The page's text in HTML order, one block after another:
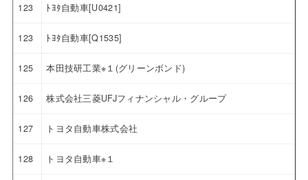
123 ﾄﾖﾀ自動車[U0421]
123 ﾄﾖﾀ自動車[Q1535]
125 本田技研工業※１(グリーンボンド)
126 株式会社三菱UFJフィナンシャル・グループ
127 トヨタ自動車株式会社
128 トヨタ自動車※１